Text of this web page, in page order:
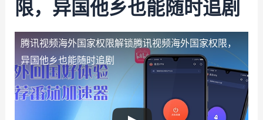
限，异国他乡也能随时追剧
腾讯视频海外国家权限解锁腾讯视频海外国家权限，
异国他乡也能随时追剧